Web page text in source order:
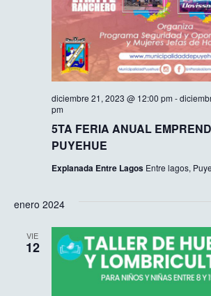
5TA FERIA ANUAL
PUYEHUE
diciembre 21, 2023 @ 12:00 pm -
pm
Explanada Entre Lagos Entre lagos,
enero 2024
VIE
12